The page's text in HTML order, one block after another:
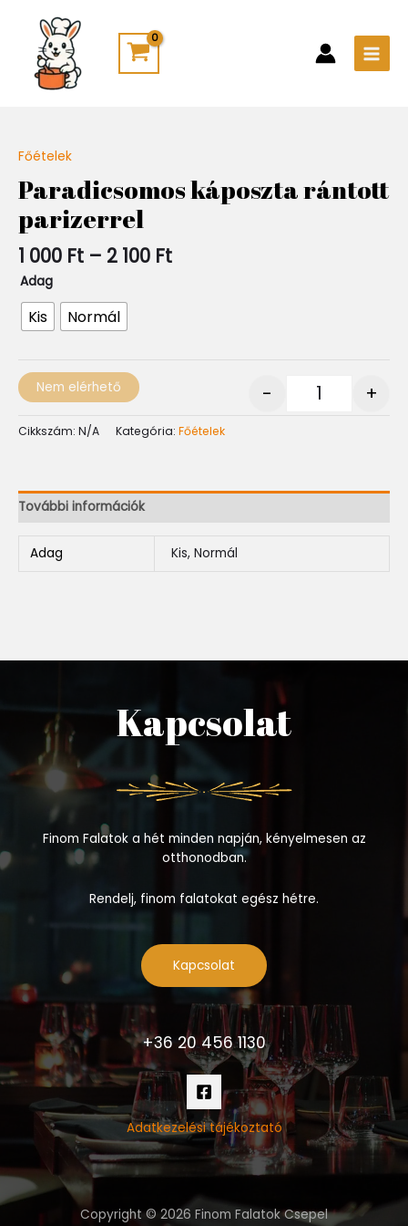
content
Főételek
Paradicsomos káposzta rántott
parizerrel
1 000 Ft – 2 100 Ft
000 Ft
100 Ft
Adag
Kis Normál
- +
Nem elérhető
Cikkszám: N/A Kategória: Főételek
További információk
Adag Kis, Normál
Kapcsolat
Finom Falatok a hét minden napján, kényelmesen az
otthonodban.
Rendelj, finom falatokat egész hétre.
Kapcsolat
+36 20 456 1130
Adatkezelési tájékoztató
Copyright © 2026 Finom Falatok Csepel